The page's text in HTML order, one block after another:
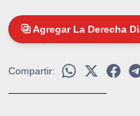
Agregar La Derecha
Compartir: